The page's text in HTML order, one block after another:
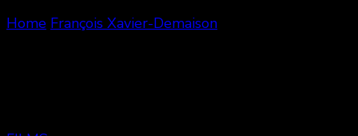
Home François Xavier-Demaison